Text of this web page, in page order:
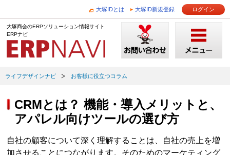
大塚IDとは 大塚ID新規登録 ログイン
大塚商会のERPソリューション情報サイト
ERPナビ
ライフデザインナビ お客様に役立つコラム
CRMとは？ 機能・導入メリットと、
アパレル向けツールの選び方
自社の顧客について深く理解することは、自社の売上を増
加させることにつながります。そのためのマーケティング